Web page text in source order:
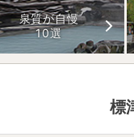
泉質が自慢
10選
標